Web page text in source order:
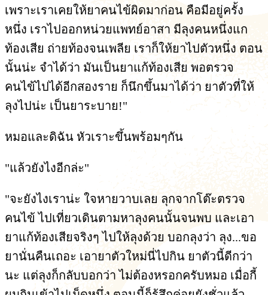
เพราะเราเคยให้ยาคนไข้ผิดมาก่อน คือมีอยู่ครั้ง
หนึ่ง เราไปออกหน่วยแพทย์อาสา มีลุงคนหนึ่งแก
ท้องเสีย ถ่ายท้องจนเพลีย เราก็ให้ยาไปตัวหนึ่ง ตอน
นั้นน่ะ จำได้ว่า มันเป็นยาแก้ท้องเสีย พอตรวจ
คนไข้ไปได้อีกสองราย ก็นึกขึ้นมาได้ว่า ยาตัวที่ให้
ลุงไปน่ะ เป็นยาระบาย!"
หมอและดิฉัน หัวเราะขึ้นพร้อมๆกัน
"แล้วยังไงอีกล่ะ"
"จะยังไงเราน่ะ ใจหายวาบเลย ลุกจากโต๊ะตรวจ
คนไข้ ไปเที่ยวเดินตามหาลุงคนนั้นจนพบ และเอา
ยาแก้ท้องเสียจริงๆ ไปให้ลุงด้วย บอกลุงว่า ลุง...ขอ
ยานั่นคืนเถอะ เอายาตัวใหม่นี่ไปกิน ยาตัวนี้ดีกว่า
นะ แต่ลุงก็กลับบอกว่า ไม่ต้องหรอกครับหมอ เมื่อกี้